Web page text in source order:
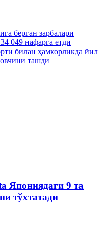
берган зарбалари
049 нафарга етди
билан ҳамкорликда йил
ташди
Япониядаги 9 та
тўхтатади